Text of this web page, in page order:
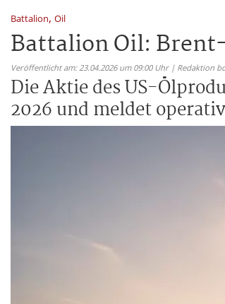
Battalion, Oil
Battalion Oil:
Veröffentlicht am: 23.04.2026 um 09:00 Uhr | Redaktion
Die Aktie des US-
2026 und meldet